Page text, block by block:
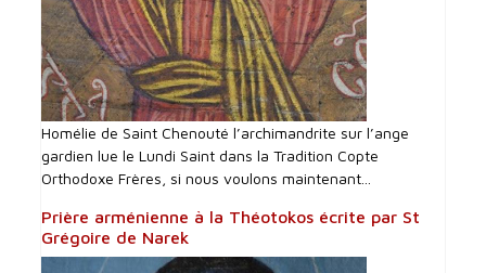
Homélie de Saint Chenouté l’archimandrite sur l’ange
gardien lue le Lundi Saint dans la Tradition Copte
Orthodoxe Frères, si nous voulons maintenant...
Prière arménienne à la Théotokos écrite par St
Grégoire de Narek